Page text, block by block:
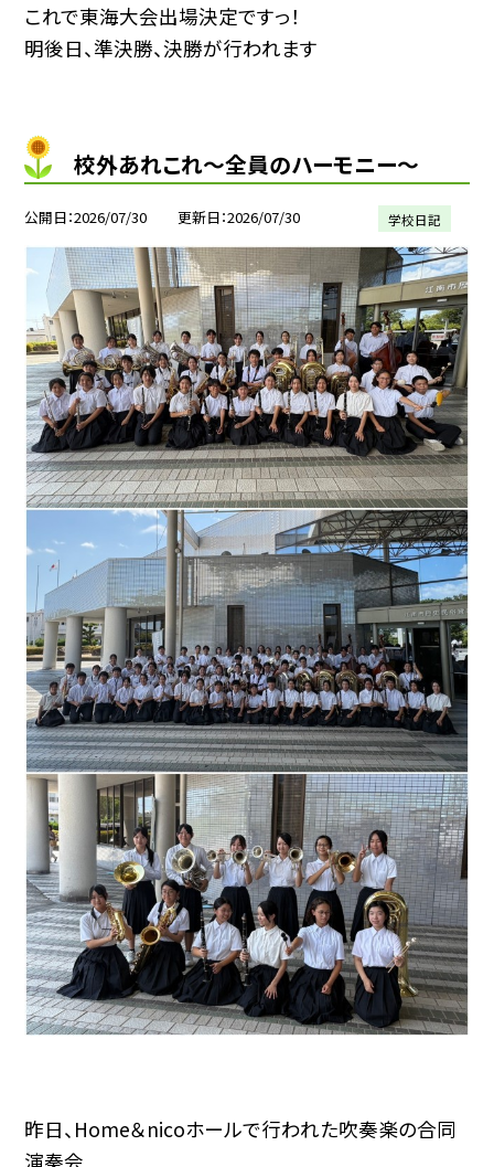
これで東海大会出場決定ですっ！
明後日、準決勝、決勝が行われます
校外あれこれ〜全員のハーモニー〜
公開日 2026/07/30 更新日 2026/07/30 学校日記
昨日、Home＆nicoホールで行われた吹奏楽の合同
演奏会